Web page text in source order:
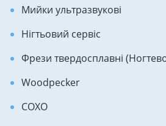
Мийки ультразвукові
Нігтьовий сервіс
Фрези твердосплавні
Woodpecker
COXO